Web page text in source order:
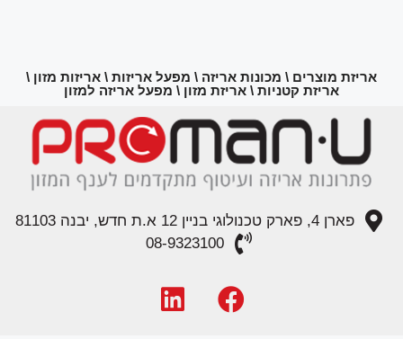
אריזת מוצרים \ מכונות אריזה \ מפעל אריזות \ אריזות מזון \
אריזת קטניות \ אריזת מזון \ מפעל אריזה למזון
פארן 4, פארק טכנולוגי בניין 12 א.ת חדש, יבנה 81103
08-9323100